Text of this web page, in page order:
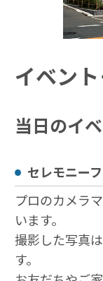
イベン
当日のイ
セレモニー
プロのカメラ
います。
撮影した写真
す。